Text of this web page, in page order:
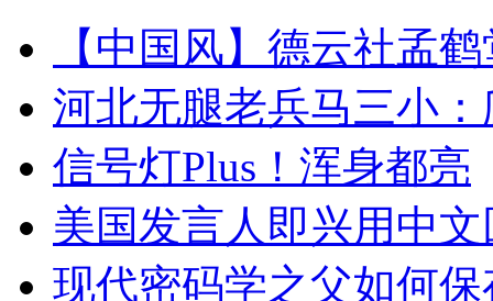
【中国风】德云社孟
河北无腿老兵马三小
信号灯Plus！浑身都亮
美国发言人即兴用中
现代密码学之父如何